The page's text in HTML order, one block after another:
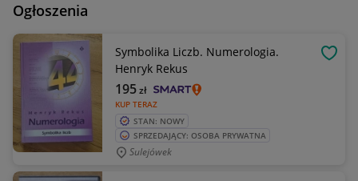
Ogłoszenia
Symbolika Liczb. Numerologia.
Henryk Rekus
KUP TERAZ
195zł
STAN: NOWY
SPRZEDAJĄCY: OSOBA PRYWATNA
Sulejówek